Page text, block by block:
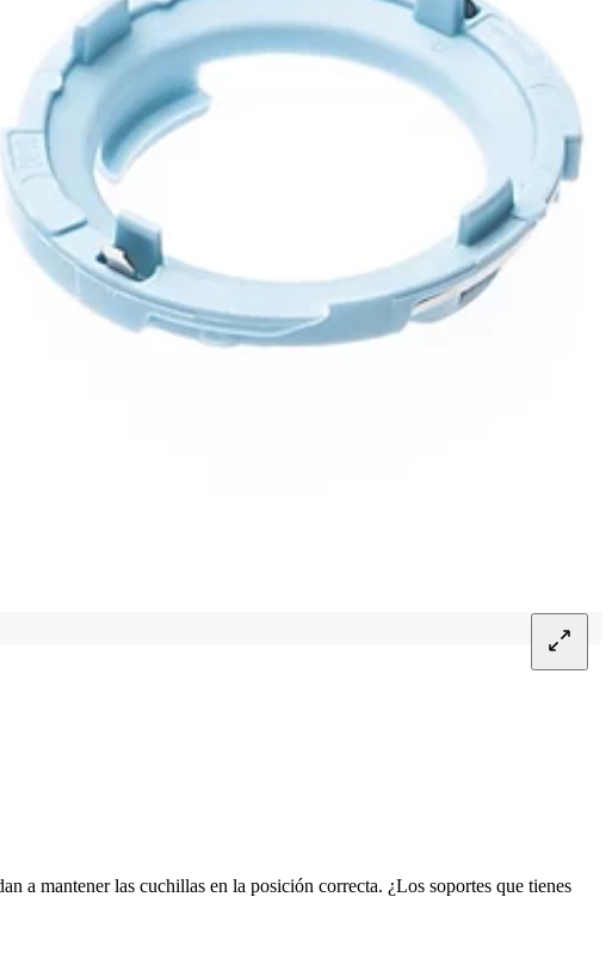
a mantener las cuchillas en la posición correcta. ¿Los soportes que tienes